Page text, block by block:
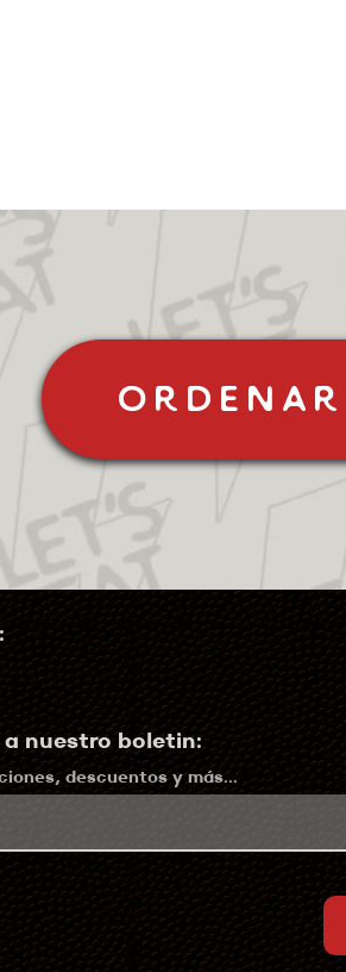
Ordenar
nuestro boletin:
descuentos y más...